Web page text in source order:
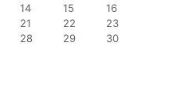
14 15
16
21 22
23
28 29
30